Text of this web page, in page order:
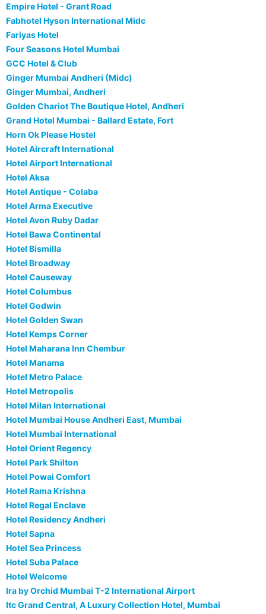
Empire Hotel - Grant Road
Fabhotel Hyson International Midc
Fariyas Hotel
Four Seasons Hotel Mumbai
GCC Hotel & Club
Ginger Mumbai Andheri (Midc)
Ginger Mumbai, Andheri
Golden Chariot The Boutique Hotel, Andheri
Grand Hotel Mumbai - Ballard Estate, Fort
Horn Ok Please Hostel
Hotel Aircraft International
Hotel Airport International
Hotel Aksa
Hotel Antique - Colaba
Hotel Arma Executive
Hotel Avon Ruby Dadar
Hotel Bawa Continental
Hotel Bismilla
Hotel Broadway
Hotel Causeway
Hotel Columbus
Hotel Godwin
Hotel Golden Swan
Hotel Kemps Corner
Hotel Maharana Inn Chembur
Hotel Manama
Hotel Metro Palace
Hotel Metropolis
Hotel Milan International
Hotel Mumbai House Andheri East, Mumbai
Hotel Mumbai International
Hotel Orient Regency
Hotel Park Shilton
Hotel Powai Comfort
Hotel Rama Krishna
Hotel Regal Enclave
Hotel Residency Andheri
Hotel Sapna
Hotel Sea Princess
Hotel Suba Palace
Hotel Welcome
Ira by Orchid Mumbai T-2 International Airport
Itc Grand Central, A Luxury Collection Hotel, Mumbai